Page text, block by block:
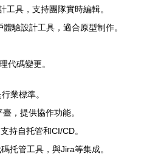
工具，支持團隊實時編輯。
驗設計工具，適合原型制作。
代碼變更。
業標準。
，提供協作功能。
持自托管和CI/CD。
托管工具，與Jira等集成。